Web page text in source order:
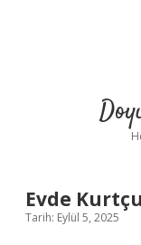
Evde
Tarih: Eylül 5, 2025